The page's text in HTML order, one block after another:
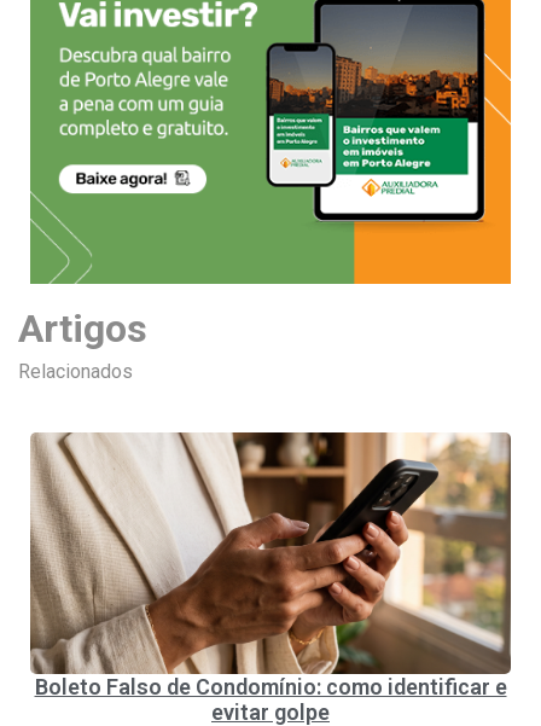
Artigos
Relacionados
Boleto Falso de Condomínio: como identificar e
evitar golpe